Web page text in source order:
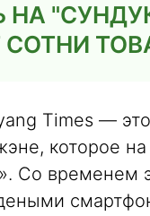
Times —
которое
Со временем